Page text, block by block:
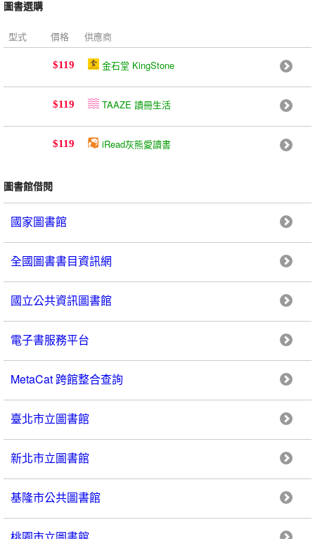
圖書選購
型式 價格 供應商
$119 金石堂 KingStone
$119 TAAZE 讀冊生活
$119 iRead灰熊愛讀書
圖書館借閱
國家圖書館
全國圖書書目資訊網
國立公共資訊圖書館
電子書服務平台
MetaCat 跨館整合查詢
臺北市立圖書館
新北市立圖書館
基隆市公共圖書館